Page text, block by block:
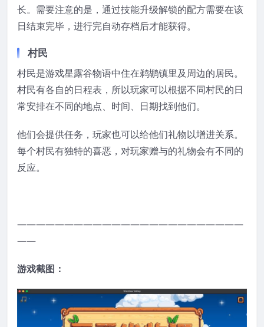
长。需要注意的是，通过技能升级解锁的配方需要在该
日结束完毕，进行完自动存档后才能获得。
村民
村民是游戏星露谷物语中住在鹈鹕镇里及周边的居民。
村民有各自的日程表，所以玩家可以根据不同村民的日
常安排在不同的地点、时间、日期找到他们。
他们会提供任务，玩家也可以给他们礼物以增进关系。
每个村民有独特的喜恶，对玩家赠与的礼物会有不同的
反应。
————————————————————————
——
游戏截图：